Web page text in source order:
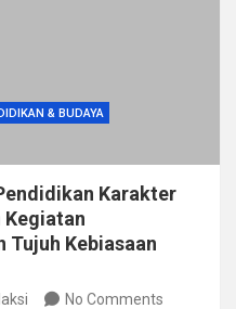
& BUDAYA
Karakter
Kegiatan
Tujuh Kebiasaan
No Comments